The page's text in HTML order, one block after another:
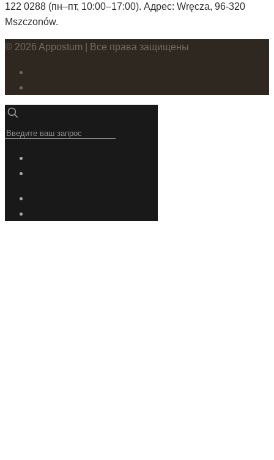
122 0288 (пн–пт, 10:00–17:00). Адрес: Wręcza, 96-320
Mszczonów.
© 2026 Appostum | Все права защищены